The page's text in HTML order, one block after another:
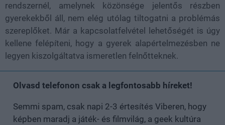
rendszernél, amelynek közönsége jelentős részben
gyerekekből áll, nem elég utólag tiltogatni a problémás
szereplőket. Már a kapcsolatfelvétel lehetőségét is úgy
kellene felépíteni, hogy a gyerek alapértelmezésben ne
legyen kiszolgáltatva ismeretlen felnőtteknek.
Olvasd telefonon csak a legfontosabb híreket!
Semmi spam, csak napi 2-3 értesítés Viberen, hogy
képben maradj a játék- és filmvilág, a geek kultúra